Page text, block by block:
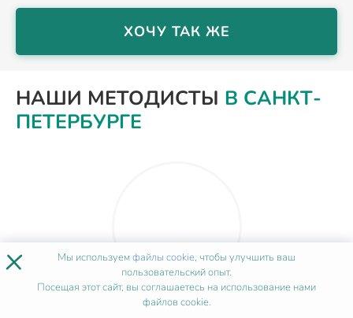
ХОЧУ ТАК ЖЕ
НАШИ МЕТОДИСТЫ В САНКТ-
ПЕТЕРБУРГЕ
× Мы используемфайлы cookie, чтобы улучшить ваш
пользовательский опыт.
Посещая этот сайт, вы соглашаетесь на использование нами
файлов cookie.